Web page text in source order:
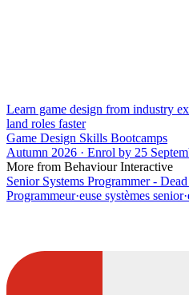
Learn game design from industry
land roles faster
Game Design Skills Bootcamps
Autumn 2026 · Enrol by 25
More from Behaviour Interactive
Senior Systems Programmer -
Programmeur·euse systèmes